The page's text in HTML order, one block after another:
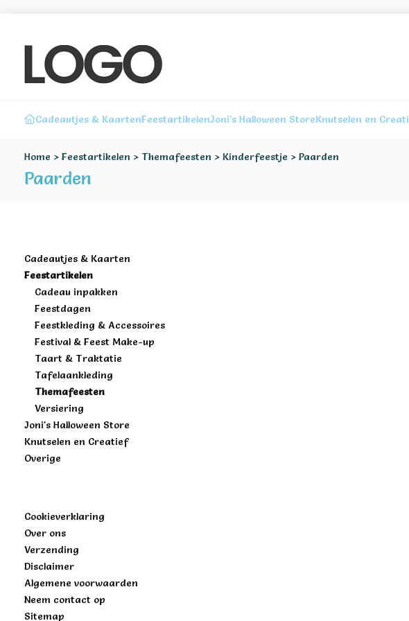
Cadeautjes & KaartenFeestartikelenJoni's Halloween StoreKnutselen en
Home > Feestartikelen > Themafeesten > Kinderfeestje > Paarden
Paarden
Cadeautjes & Kaarten
Feestartikelen
Cadeau inpakken
Feestdagen
Feestkleding & Accessoires
Festival & Feest Make-up
Taart & Traktatie
Tafelaankleding
Themafeesten
Versiering
Joni's Halloween Store
Knutselen en Creatief
Overige
Cookieverklaring
Over ons
Verzending
Disclaimer
Algemene voorwaarden
Neem contact op
Sitemap